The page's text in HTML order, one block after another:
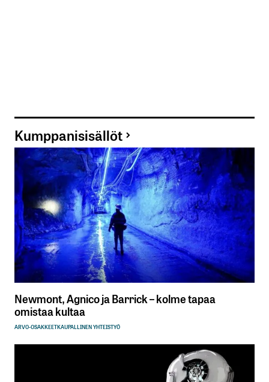
Kumppanisisällöt
Newmont, Agnico ja Barrick – kolme tapaa
omistaa kultaa
ARVO-OSAKKEETKAUPALLINEN YHTEISTYÖ